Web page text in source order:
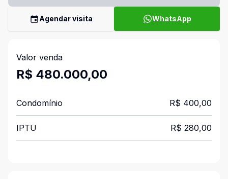
Agendar visita WhatsApp
Valor venda
R$ 480.000,00
Condomínio R$ 400,00
IPTU R$ 280,00